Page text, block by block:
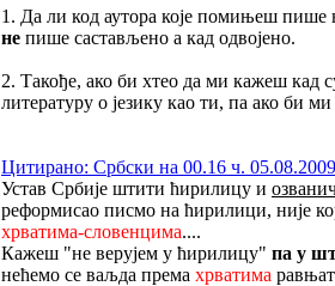
1. Да ли код аутора које помињеш
не пише састављено а кад одвојено.
2. Такође, ако би хтео да ми кажеш кад
литературу о језику као ти, па ако би
Цитирано: Србски на 00.16 ч.
Устав Србије штити ћирилицу и
реформисао писмо на ћирилици, није
хрватима-словенцима....
Кажеш "не верујем у ћирилицу" па у
нећемо се ваљда према хрватима